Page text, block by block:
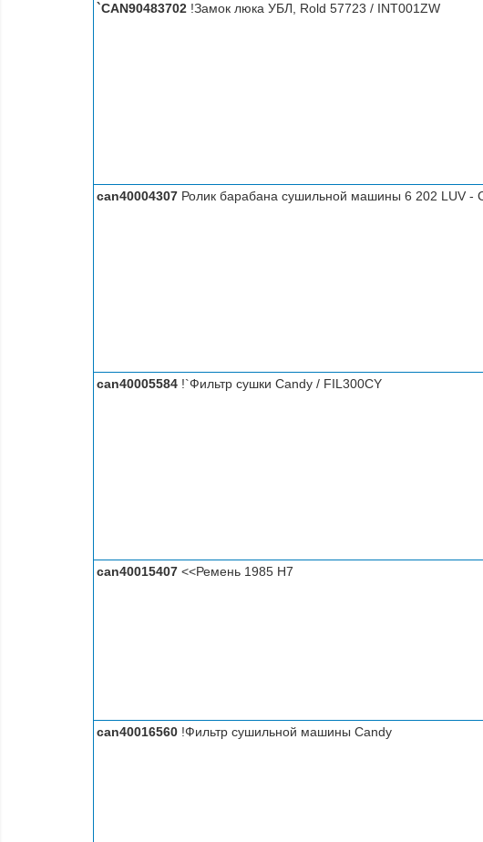
`CAN90483702 !Замок люка УБЛ, Rold 57723 / INT001ZW
can40004307 Ролик барабана сушильной машины 6 202 LUV -
can40005584 !`Фильтр сушки Candy / FIL300CY
can40015407 <<Ремень 1985 H7
can40016560 !Фильтр сушильной машины Candy